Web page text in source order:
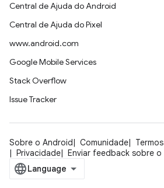
Central de Ajuda do Android
Central de Ajuda do Pixel
www.android.com
Google Mobile Services
Stack Overflow
Issue Tracker
Sobre o Android Comunidade
Privacidade
Enviar feedback sobre o